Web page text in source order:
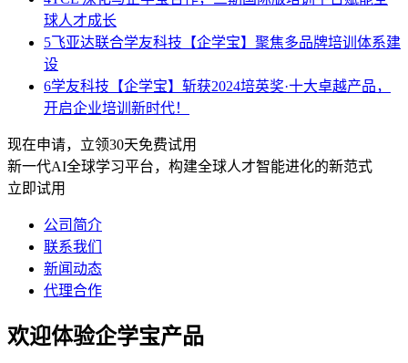
球人才成长
5飞亚达联合学友科技【企学宝】聚焦多品牌培训体系建
设
6学友科技【企学宝】斩获2024培英奖·十大卓越产品，
开启企业培训新时代！
现在申请，立领30天免费试用
新一代AI全球学习平台，构建全球人才智能进化的新范式
立即试用
公司简介
联系我们
新闻动态
代理合作
欢迎体验企学宝产品